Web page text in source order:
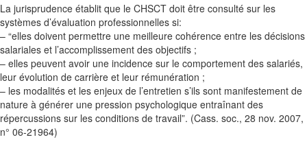
La jurisprudence établit que le CHSCT doit être consulté sur les
systèmes d’évaluation professionnelles si:
– “elles doivent permettre une meilleure cohérence entre les décisions
salariales et l’accomplissement des objectifs ;
– elles peuvent avoir une incidence sur le comportement des salariés,
leur évolution de carrière et leur rémunération ;
– les modalités et les enjeux de l’entretien s’ils sont manifestement de
nature à générer une pression psychologique entraînant des
répercussions sur les conditions de travail”. (Cass. soc., 28 nov. 2007,
n° 06-21964)